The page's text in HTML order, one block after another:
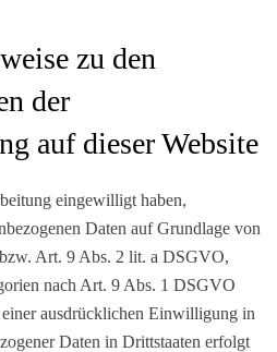
zu den
der
auf dieser Website
eingewilligt haben,
Daten auf Grundlage von
Art. 9 Abs. 2 lit. a DSGVO,
nach Art. 9 Abs. 1 DSGVO
ausdrücklichen Einwilligung in
Daten in Drittstaaten erfolgt